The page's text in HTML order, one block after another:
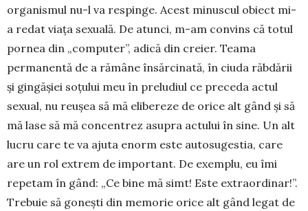
organismul nu-l va res­pinge. Acest minuscul obiect mi-
a redat viața sexuală. De atunci, m-am convins că totul
pornea din „com­puter”, adică din creier. Teama
permanentă de a rămâne însărci­nată, în ciuda răbdării
și gingășiei soțului meu în prelu­diul ce pre­ce­da actul
sexual, nu reușea să mă elibe­reze de orice alt gând și să
mă lase să mă concentrez asu­­pra actului în sine. Un alt
lucru care te va ajuta enorm este auto­sugestia, care
are un rol extrem de important. De exemplu, eu îmi
repe­tam în gând: „Ce bine mă simt! Este extraordinar!”.
Tre­buie să gonești din memorie orice alt gând legat de